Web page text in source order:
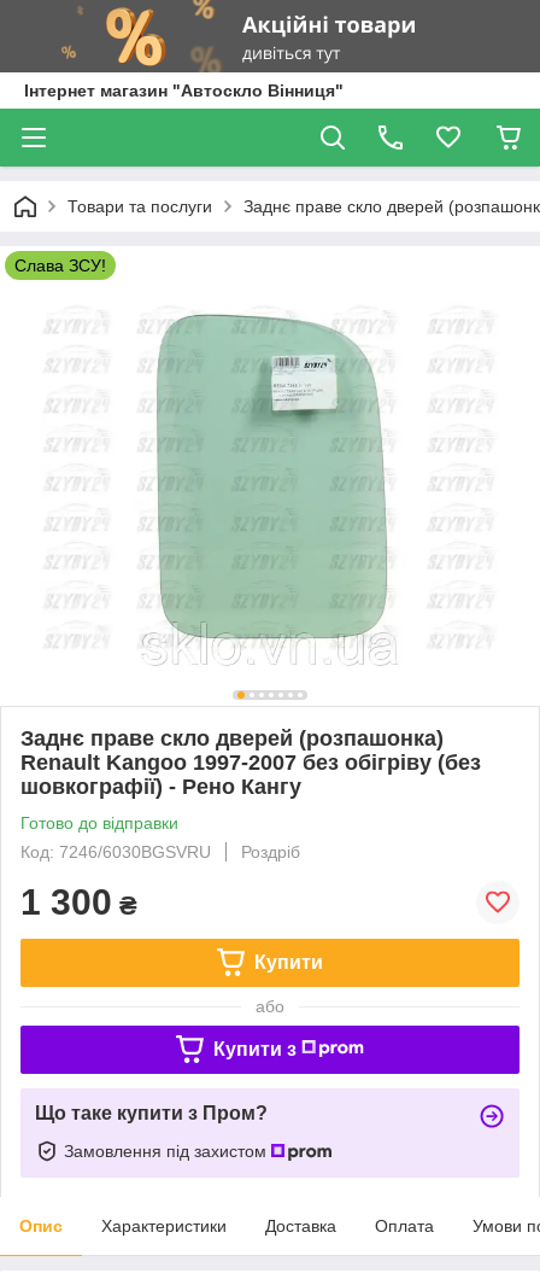
Інтернет магазин "Автоскло Вінниця"
Товари та послуги Заднє праве скло дверей
Слава ЗСУ!
Заднє праве скло дверей (розпашонка)
Renault Kangoo 1997-2007 без обігріву (без
шовкографії) - Рено Кангу
Готово до відправки
Код: 7246/6030BGSVRU
Роздріб
1 300 ₴
Купити
або
Купити з
Що таке купити з Пром?
Замовлення під захистом
Опис Характеристики Доставка Оплата Умови